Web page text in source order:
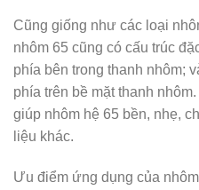
Cũng giống như các loại
nhôm 65 cũng có cấu trúc
phía bên trong thanh nhôm;
phía trên bề mặt thanh
giúp nhôm hệ 65 bền, nhẹ,
liệu khác.
Ưu điểm ứng dụng của